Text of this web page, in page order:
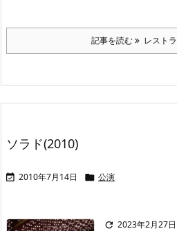
記事を読む レスト
ソラド(2010)
 2010年7月14日  公演
 2023年2月27日